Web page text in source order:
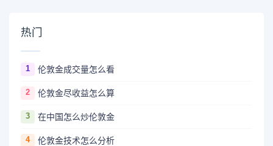
热门
1 伦敦金成交量怎么看
2 伦敦金尽收益怎么算
3 在中国怎么炒伦敦金
4 伦敦金技术怎么分析